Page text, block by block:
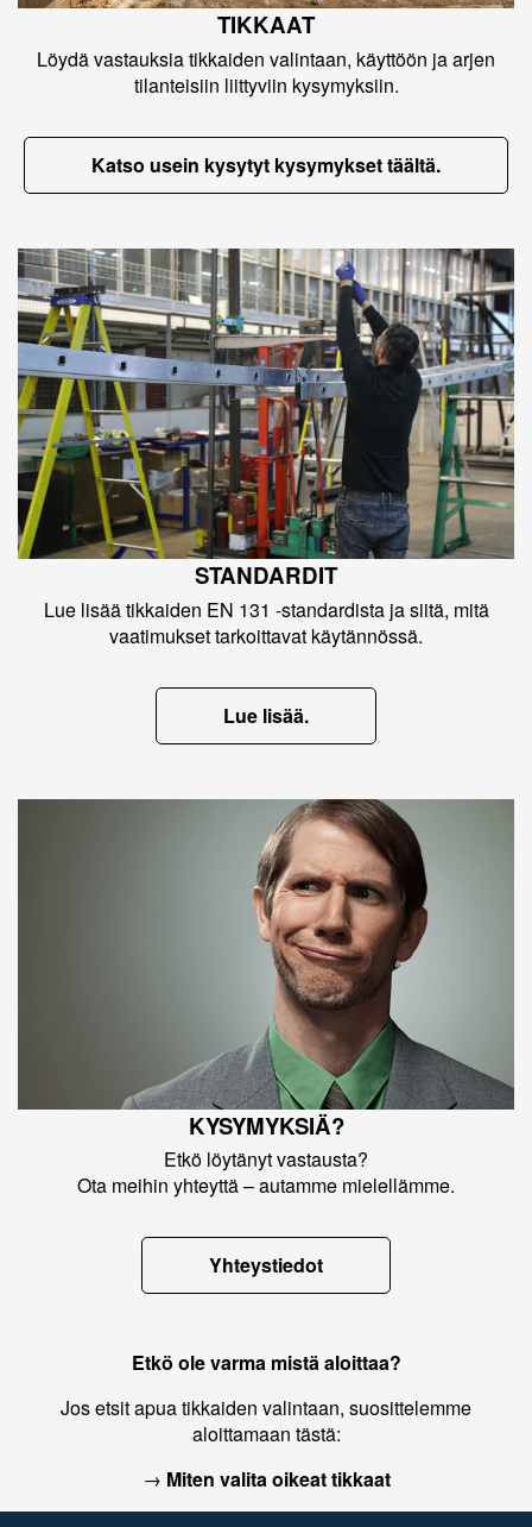
TIKKAAT
Löydä vastauksia tikkaiden valintaan, käyttöön ja arjen
tilanteisiin liittyviin kysymyksiin.
Katso usein kysytyt kysymykset täältä.
STANDARDIT
Lue lisää tikkaiden EN 131 -standardista ja siitä, mitä
vaatimukset tarkoittavat käytännössä.
Lue lisää.
KYSYMYKSIÄ?
Etkö löytänyt vastausta?
Ota meihin yhteyttä – autamme mielellämme.
Yhteystiedot
Etkö ole varma mistä aloittaa?
Jos etsit apua tikkaiden valintaan, suosittelemme
aloittamaan tästä:
→ Miten valita oikeat tikkaat